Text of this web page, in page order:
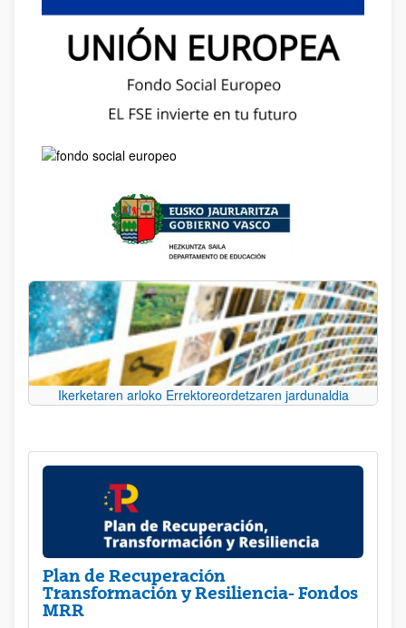
Ikerketaren arloko Errektoreordetzaren jardunaldia
Plan de Recuperación
Transformación y Resiliencia- Fondos
MRR